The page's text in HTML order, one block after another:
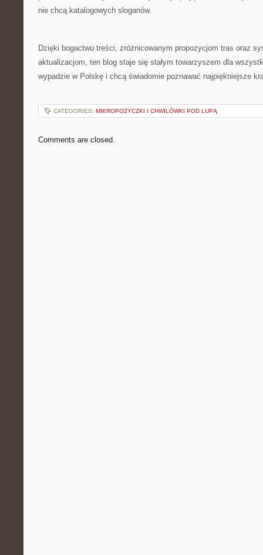
nie chcą katalogowych sloganów.
Dzięki bogactwu treści, zróżnicowanym propozycjom tras oraz
aktualizacjom, ten blog staje się stałym towarzyszem dla
wypadzie w Polskę i chcą świadomie poznawać najpiękniejsze
CATEGORIES: MIKROPOŻYCZKI I CHWILÓWKI POD LUPĄ
Comments are closed.